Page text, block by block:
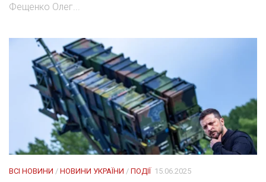
Фещенко Олег...
ВСІ НОВИНИ / НОВИНИ УКРАЇНИ / ПОДІЇ 15.06.2025